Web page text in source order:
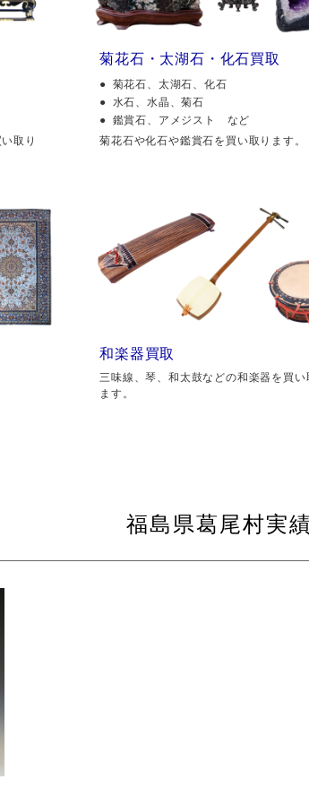
取り
菊花石・太湖石・化石買取
菊花石、太湖石、化石
水石、水晶、菊石
鑑賞石、アメジスト など
菊花石や化石や鑑賞石を買い取ります。
和楽器買取
三味線、琴、和太鼓などの和楽器を買い
ます。
福島県葛尾村実